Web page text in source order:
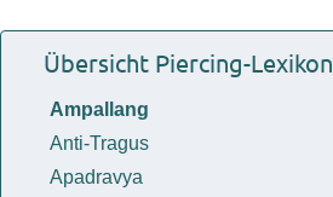
Übersicht Piercing-Lexikon
Ampallang
Anti-Tragus
Apadravya